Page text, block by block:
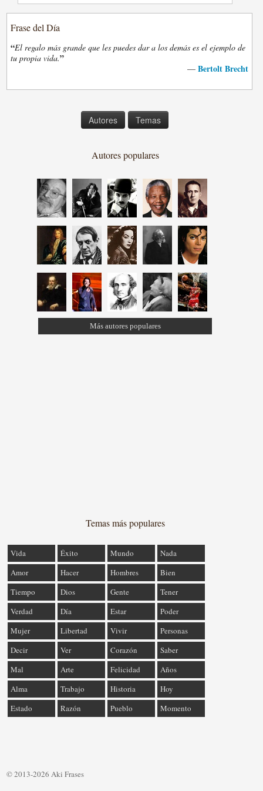
Frase del Día
“El regalo más grande que les puedes dar a los demás es el ejemplo de
tu propia vida.”
— Bertolt Brecht
Autores Temas
Autores populares
Más autores populares
Temas más populares
Vida Éxito Mundo
Nada
Amor
Hacer Hombres
Bien
Tiempo
Dios Gente
Tener
Verdad
Día Estar
Poder
Mujer
Libertad Vivir
Personas
Decir
Ver Corazón
Saber
Mal
Arte Felicidad
Años
Alma
Trabajo Historia
Hoy
Estado
Razón Pueblo Momento
© 2013-2026 Aki Frases